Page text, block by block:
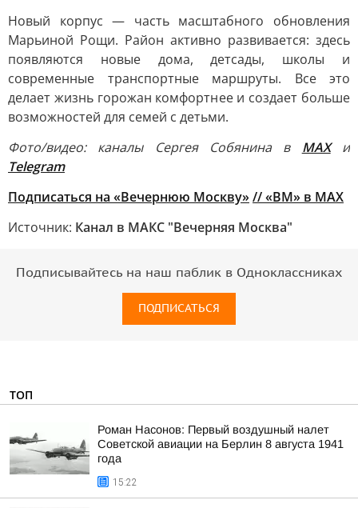
Новый корпус — часть масштабного обновления
Марьиной Рощи. Район активно развивается: здесь
появляются новые дома, детсады, школы и
современные транспортные маршруты. Все это
делает жизнь горожан комфортнее и создает больше
возможностей для семей с детьми.
Фото/видео: каналы Сергея Собянина в МАХи
Telegram
Подписаться на «Вечернюю Москву»// «ВМ» в MAX
Источник: Канал в МАКС "Вечерняя Москва"
Подписывайтесь на наш паблик в Одноклассниках
ПОДПИСАТЬСЯ
ТОП
Роман Насонов: Первый воздушный налет
Советской авиации на Берлин 8 августа 1941
года
15:22